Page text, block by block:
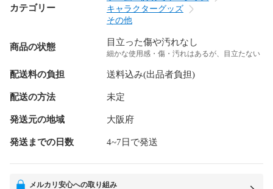
カテゴリー
キャラクターグッズ
その他
商品の状態 目立った傷や汚れなし
細かな使用感・傷・汚れはあるが、目立たない
配送料の負担 送料込み(出品者負担)
配送の方法 未定
発送元の地域 大阪府
発送までの日数 4~7日で発送
メルカリ安心への取り組み